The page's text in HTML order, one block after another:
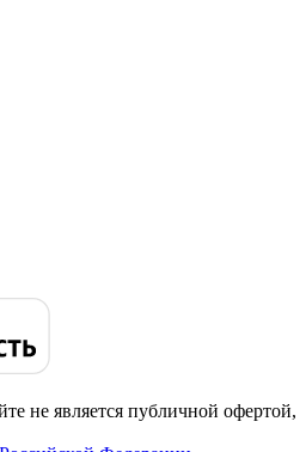
не является публичной офертой,